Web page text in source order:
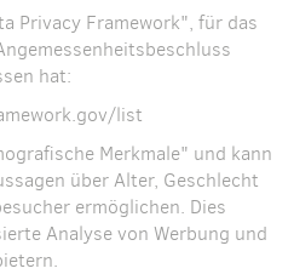
Privacy Framework", für das
hat:
list
Merkmale" und kann
über Alter, Geschlecht
ermöglichen. Dies
Analyse von Werbung und